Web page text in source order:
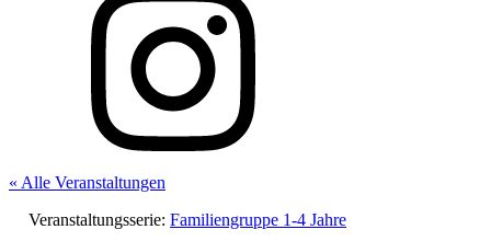
« Alle Veranstaltungen
Veranstaltungsserie: Familiengruppe 1-4 Jahre